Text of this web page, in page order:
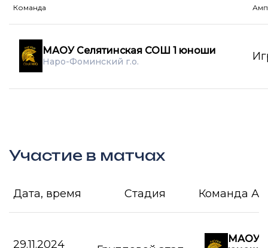
Команда
МАОУ Селятинская СОШ 1 юноши
Наро-Фоминский г.о.
Участие в матчах
Дата, время Стадия Команда А
29.11.2024
МАОУ